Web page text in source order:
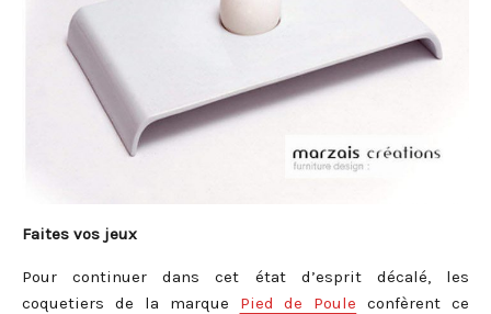
Faites vos jeux
Pour continuer dans cet état d’esprit décalé, les
coquetiers de la marque Pied de Poule confèrent ce